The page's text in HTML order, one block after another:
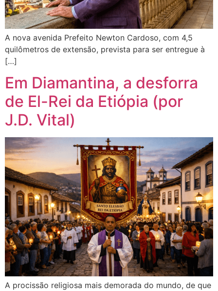
A nova avenida Prefeito Newton Cardoso, com 4,5
quilômetros de extensão, prevista para ser entregue à
[…]
Em Diamantina, a desforra
de El-Rei da Etiópia (por
J.D. Vital)
A procissão religiosa mais demorada do mundo, de que